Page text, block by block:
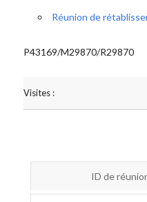
Réunion de
P43169/M29870/R29870
Visites :
ID de